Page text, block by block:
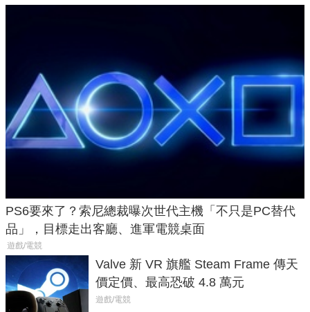
PS6要來了？索尼總裁曝次世代主機「不只是PC替代
品」，目標走出客廳、進軍電競桌面
遊戲/電競
Valve 新 VR 旗艦 Steam Frame 傳天
價定價、最高恐破 4.8 萬元
遊戲/電競